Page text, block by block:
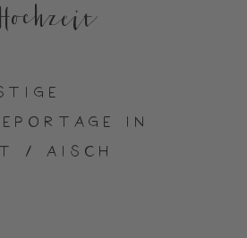
IN
/ AISCH
Hochzeit